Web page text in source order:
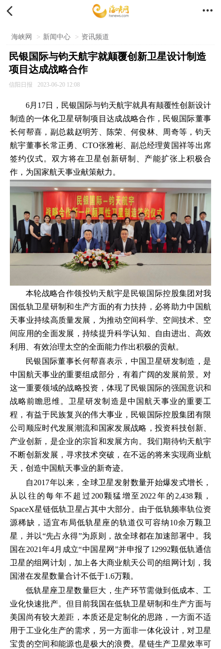
 
海峡网 > 新闻中心 > 资讯频道
民银国际与钧天航宇就颠覆创新卫星设计制造
项目达成战略合作
信阳日报 2023-06-20 12:08
6月17日，民银国际与钧天航宇就具有颠覆性创新设计
制造的一体化卫星研制项目达成战略合作，民银国际董事
长何帮喜，副总裁赵明芳、陈荣、何俊林、周奇等，钧天
航宇董事长常正勇、CTO张雅彬、副总经理黄国祥等出席
签约仪式。双方将在卫星创新研制、产能扩张上积极合
作，为国家航天事业献策献力。
本轮战略合作领投钧天航宇是民银国际控股集团对我
国低轨卫星研制和生产方面的有力扶持，必将助力中国航
天事业持续高质量发展，为推动空间科学、空间技术、空
间应用的全面发展，持续提升科学认知、自由进出、高效
利用、有效治理太空的全面能力作出积极的贡献。
民银国际董事长何帮喜表示，中国卫星研发制造，是
中国航天事业的重要组成部分，有着广阔的发展前景。对
这一重要领域的战略投资，体现了民银国际的强国意识和
战略前瞻思维。卫星研发制造是中国航天事业的重要工
程，有益于民族复兴的伟大事业，民银国际控股集团有限
公司顺应时代发展潮流和国家发展战略，投资科技创新、
产业创新，是企业的宗旨和发展方向。我们期待钧天航宇
不断创新发展，寻求技术突破，在不远的将来实现商业航
天，创造中国航天事业的新奇迹。
自2017年以来，全球卫星发射数量开始爆发式增长，
从以往的每年不超过200颗猛增至2022年的2,438颗，
SpaceX星链低轨卫星占其中大部分。由于低轨频率轨位资
源稀缺，适宜布局低轨星座的轨道仅可容纳10余万颗卫
星，并以“先占永得”为原则，故全球都在加速部署中。我
国在2021年4月成立“中国星网”并申报了12992颗低轨通信
卫星的组网计划，加上各大商业航天公司的组网计划，我
国潜在发星数量合计不低于1.6万颗。
低轨星座卫星数量巨大，生产环节需做到低成本、工
业化快速批产。但目前我国在低轨卫星研制和生产方面与
美国尚有较大差距，本质还是定制化的思路，一方面不适
用于工业化生产的需求，另一方面非一体化设计，对卫星
宝贵的空间和能源也是极大的浪费。星链生产卫星效率可